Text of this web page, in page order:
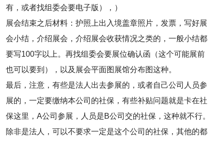
有，或者找组委会要电子版），）
展会结束之后材料：护照上出入境盖章照片，发票，写好展
会小结，介绍展会，介绍展会收获情况之类的，一般小结都
要写100字以上。再找组委会要展位确认函（这个可能展前
也可以要到），以及展会平面图展馆分布图这种。
最后，注意，有些是法人出去参展的，或者自己公司人员参
展的，一定要缴纳本公司的社保，有些补贴问题就是卡在社
保这里，A公司参展，人员是B公司交的社保，这种就不行。
除非是法人，可以不要求一定是这个公司的社保，其他的都